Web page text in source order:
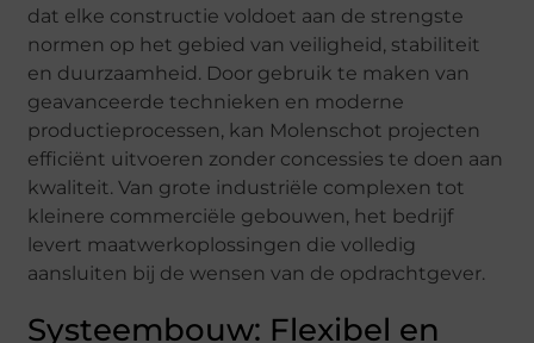
dat elke constructie voldoet aan de strengste
normen op het gebied van veiligheid, stabiliteit
en duurzaamheid. Door gebruik te maken van
geavanceerde technieken en moderne
productieprocessen, kan Molenschot projecten
efficiënt uitvoeren zonder concessies te doen aan
kwaliteit. Van grote industriële complexen tot
kleinere commerciële gebouwen, het bedrijf
levert maatwerkoplossingen die volledig
aansluiten bij de wensen van de opdrachtgever.
Systeembouw: Flexibel en